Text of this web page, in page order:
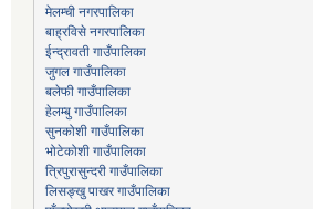
मेलम्ची नगरपालिका
बाह्रविसे नगरपालिका
ईन्द्रावती गाउँपालिका
जुगल गाउँपालिका
बलेफी गाउँपालिका
हेलम्बु गाउँपालिका
सुनकोशी गाउँपालिका
भोटेकोशी गाउँपालिका
त्रिपुरासुन्दरी गाउँपालिका
लिसङ्खु पाखर गाउँपालिका